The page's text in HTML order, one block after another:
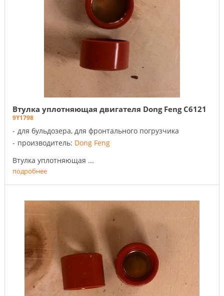
Втулка уплотняющая двигателя Dong Feng C6121
9Y1798
для бульдозера, для фронтального погрузчика
производитель: Dong Feng
Втулка уплотняющая ...
подробнее